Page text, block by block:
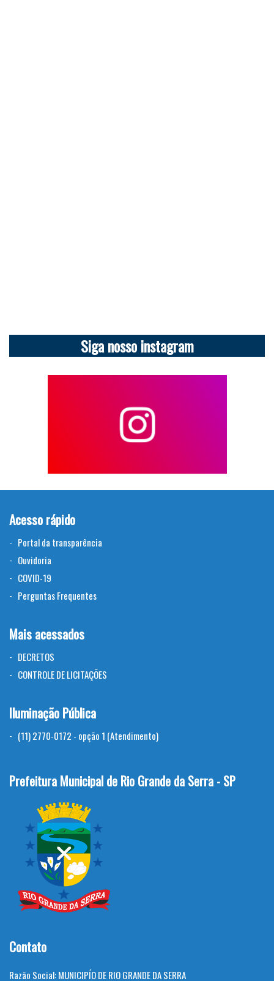
Siga nosso instagram
Acesso rápido
Portal da transparência
Ouvidoria
COVID-19
Perguntas Frequentes
Mais acessados
DECRETOS
CONTROLE DE LICITAÇÕES
Iluminação Pública
(11) 2770-0172 - opção 1 (Atendimento)
Prefeitura Municipal de Rio Grande da Serra - SP
Contato
Razão Social:MUNICIPÍO DE RIO GRANDE DA SERRA